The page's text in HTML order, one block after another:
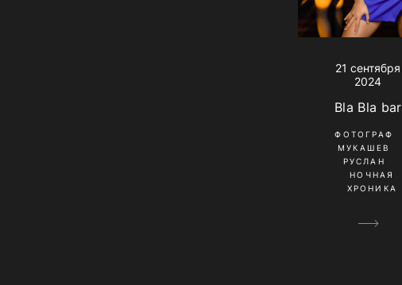
21 сентября
2024
Bla Bla bar
ФОТОГРАФ
МУКАШЕВ
РУСЛАН
НОЧНАЯ
ХРОНИКА